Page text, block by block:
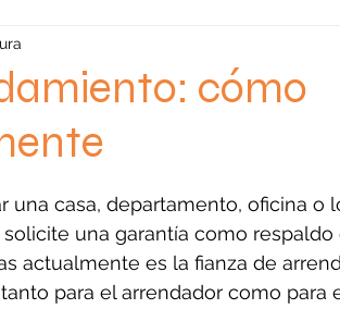
cómo
una casa, departamento, oficina o
una garantía como respaldo
actualmente es la fianza de
para el arrendador como para